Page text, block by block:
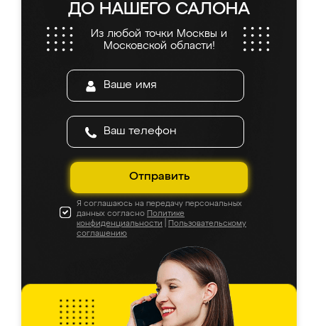
ДО НАШЕГО САЛОНА
Из любой точки Москвы и
Московской области!
Отправить
Я соглашаюсь на передачу персональных
данных согласно Политике
конфиденциальности
Пользовательскому
соглашению